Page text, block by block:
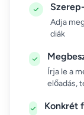
Adja
diák
Írja le a
előadás,
Konkrét